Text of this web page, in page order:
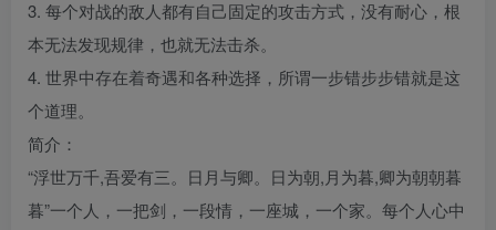
3. 每个对战的敌人都有自己固定的攻击方式，没有耐心，根
本无法发现规律，也就无法击杀。
4. 世界中存在着奇遇和各种选择，所谓一步错步步错就是这
个道理。
简介：
“浮世万千,吾爱有三。日月与卿。日为朝,月为暮,卿为朝朝暮
暮”一个人，一把剑，一段情，一座城，一个家。每个人心中